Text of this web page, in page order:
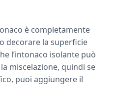
è completamente
decorare la superficie
l’intonaco isolante può
miscelazione, quindi se
puoi aggiungere il